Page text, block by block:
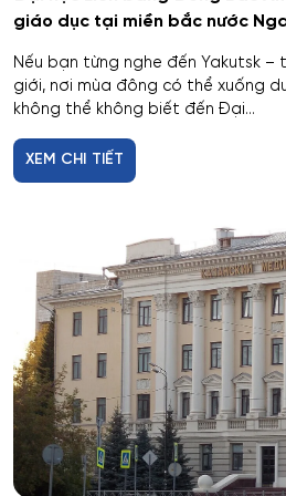
Công nghệ tài chính số và
Công nghệ và thiết kế sản
Công nghệ xử lý vật liệu nghệ
Công nghệ điện tử vi mô
Công tác xã hội (hướng thanh
Cơ học và mô hình toán học
Cơ học ứng dụng
Cơ khí
giáo dục tại miền bắc nước
Nếu bạn từng nghe đến Yakutsk –
giới, nơi mùa đông có thể xuống
không thể không biết đến Đại...
XEM CHI TIẾT